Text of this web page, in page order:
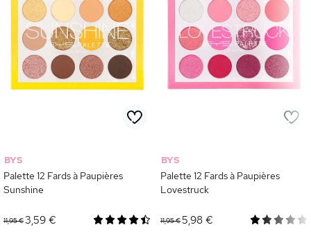
BYS
Palette 12 Fards à Paupières
Sunshine
11,95 €3,59 €
BYS
Palette 12 Fards à Paupières
Lovestruck
11,95 €5,98 €